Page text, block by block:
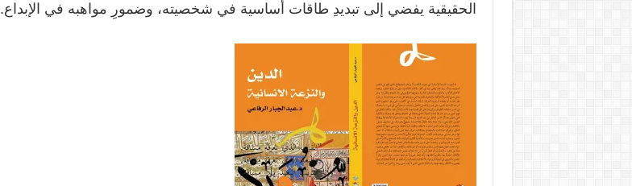
الحقيقية يفضي إلى تبديدِ طاقات أساسية في شخصيته، وضمورِ مواهبه في الإبداع.